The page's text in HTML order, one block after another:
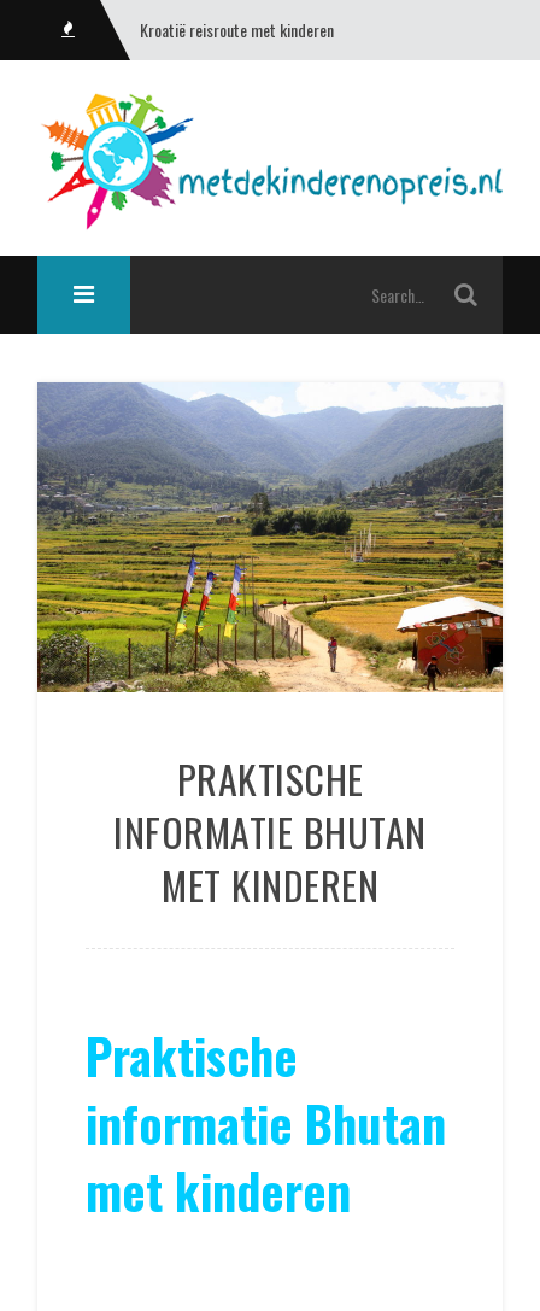
Kroatië reisroute met kinderen
PRAKTISCHE
INFORMATIE BHUTAN
MET KINDEREN
Praktische
informatie Bhutan
met kinderen